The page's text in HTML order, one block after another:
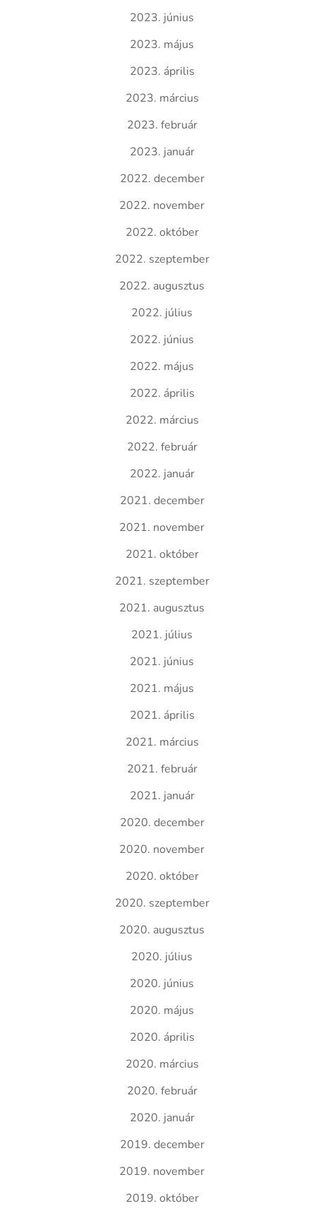
2023. június
2023. május
2023. április
2023. március
2023. február
2023. január
2022. december
2022. november
2022. október
2022. szeptember
2022. augusztus
2022. július
2022. június
2022. május
2022. április
2022. március
2022. február
2022. január
2021. december
2021. november
2021. október
2021. szeptember
2021. augusztus
2021. július
2021. június
2021. május
2021. április
2021. március
2021. február
2021. január
2020. december
2020. november
2020. október
2020. szeptember
2020. augusztus
2020. július
2020. június
2020. május
2020. április
2020. március
2020. február
2020. január
2019. december
2019. november
2019. október